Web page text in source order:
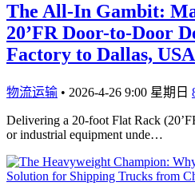
The All-In Gambit:
20’FR Door-to-Door
Factory to Dallas, USA
物流运输 • 2026-4-26 9:00 星期日
Delivering a 20-foot Flat Rack
or industrial equipment unde…